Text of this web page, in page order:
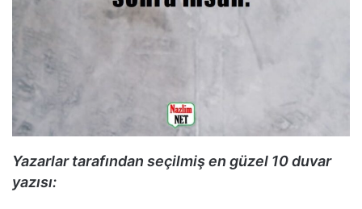
Yazarlar tarafından seçilmiş en güzel 10 duvar
yazısı: